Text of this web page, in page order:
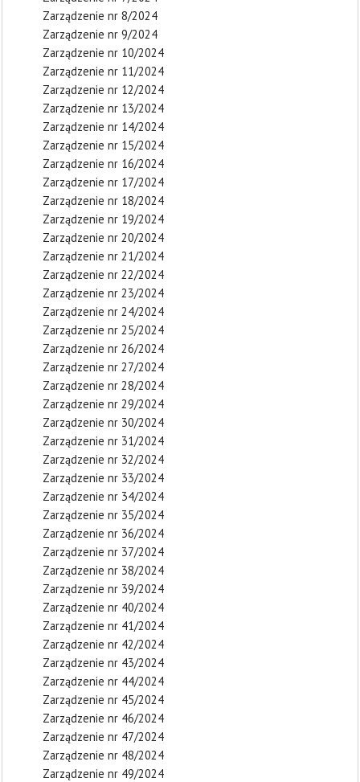
Zarządzenie nr 8/2024
Zarządzenie nr 9/2024
Zarządzenie nr 10/2024
Zarządzenie nr 11/2024
Zarządzenie nr 12/2024
Zarządzenie nr 13/2024
Zarządzenie nr 14/2024
Zarządzenie nr 15/2024
Zarządzenie nr 16/2024
Zarządzenie nr 17/2024
Zarządzenie nr 18/2024
Zarządzenie nr 19/2024
Zarządzenie nr 20/2024
Zarządzenie nr 21/2024
Zarządzenie nr 22/2024
Zarządzenie nr 23/2024
Zarządzenie nr 24/2024
Zarządzenie nr 25/2024
Zarządzenie nr 26/2024
Zarządzenie nr 27/2024
Zarządzenie nr 28/2024
Zarządzenie nr 29/2024
Zarządzenie nr 30/2024
Zarządzenie nr 31/2024
Zarządzenie nr 32/2024
Zarządzenie nr 33/2024
Zarządzenie nr 34/2024
Zarządzenie nr 35/2024
Zarządzenie nr 36/2024
Zarządzenie nr 37/2024
Zarządzenie nr 38/2024
Zarządzenie nr 39/2024
Zarządzenie nr 40/2024
Zarządzenie nr 41/2024
Zarządzenie nr 42/2024
Zarządzenie nr 43/2024
Zarządzenie nr 44/2024
Zarządzenie nr 45/2024
Zarządzenie nr 46/2024
Zarządzenie nr 47/2024
Zarządzenie nr 48/2024
Zarządzenie nr 49/2024